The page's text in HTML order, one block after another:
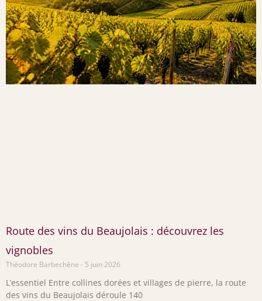
Route des vins du Beaujolais : découvrez les
vignobles
Théodore Barbechêne 5 juin 2026
L’essentiel Entre collines dorées et villages de pierre, la route
des vins du Beaujolais déroule 140